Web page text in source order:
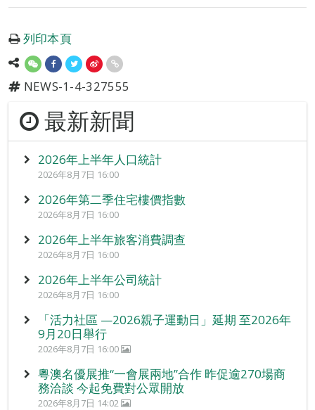
列印本頁
NEWS-1-4-327555
最新新聞
2026年上半年人口統計
2026年8月7日 16:00
2026年第二季住宅樓價指數
2026年8月7日 16:00
2026年上半年旅客消費調查
2026年8月7日 16:00
2026年上半年公司統計
2026年8月7日 16:00
「活力社區 —2026親子運動日」延期 至2026年
9月20日舉行
2026年8月7日 16:00
粵澳名優展推“一會展兩地”合作 昨促逾270場商
務洽談 今起免費對公眾開放
2026年8月7日 14:02